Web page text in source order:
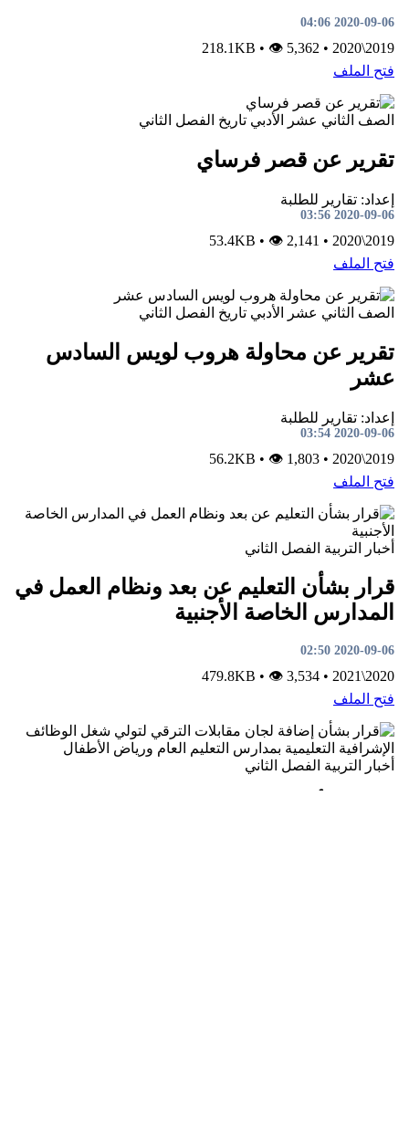
2020-09-06 04:06
2019\2020
•
218.1KB
•👁 5,362
فتح الملف
الصف الثاني عشر الأدبي تاريخ الفصل الثاني
تقرير عن قصر فرساي
إعداد: تقارير للطلبة
2020-09-06 03:56
2019\2020
•
53.4KB
•👁 2,141
فتح الملف
الصف الثاني عشر الأدبي تاريخ الفصل الثاني
تقرير عن محاولة هروب لويس السادس
عشر
إعداد: تقارير للطلبة
2020-09-06 03:54
2019\2020
•
56.2KB
•👁 1,803
فتح الملف
أخبار التربية الفصل الثاني
قرار بشأن التعليم عن بعد ونظام العمل في
المدارس الخاصة الأجنبية
2020-09-06 02:50
2020\2021
•
479.8KB
•👁 3,534
فتح الملف
أخبار التربية الفصل الثاني